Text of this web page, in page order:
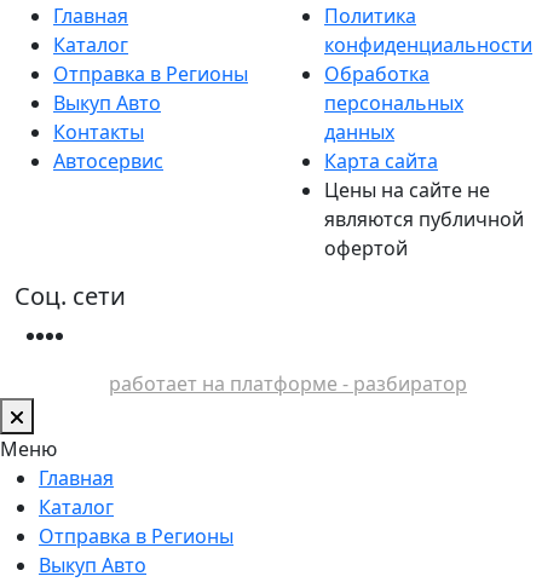
Главная
Каталог
Отправка в Регионы
Выкуп Авто
Контакты
Автосервис
Политика
конфиденциальности
Обработка
персональных
данных
Карта сайта
Цены на сайте не
являются публичной
офертой
Соц. сети
работает на платформе - разбиратор
Меню
Главная
Каталог
Отправка в Регионы
Выкуп Авто